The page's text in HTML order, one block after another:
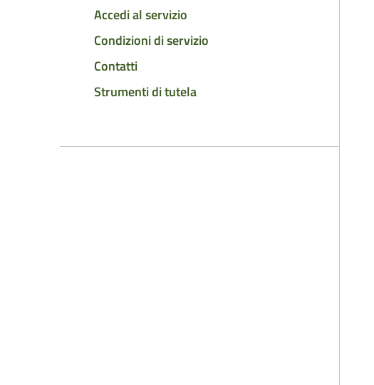
Accedi al servizio
Condizioni di servizio
Contatti
Strumenti di tutela